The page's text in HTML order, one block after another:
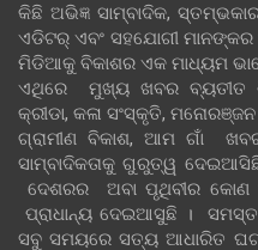
କିଛି ଅଭିଜ୍ଞ ସାମ୍ବାଦିକ,
ଏଡିଟର୍ ଏବଂ ସହଯୋଗୀ
ମିଡିଆକୁ ବିକାଶର ଏକ ମାଧ୍ୟମ
ଏଥିରେ ମୁଖ୍ୟ ଖବର ବ୍ୟତୀତ
କ୍ରୀଡା, କଳା ସଂସ୍କୃତି,
ଗ୍ରାମୀଣ ବିକାଶ, ଆମ ଗାଁ
ସାମ୍ବାଦିକତାକୁ ଗୁରୁତ୍ୱ
ଦେଶରର ଅବା ପୃଥିବୀର
ପ୍ରାଧାନ୍ୟ ଦେଇଆସୁଛି ।
ସବୁ ସମୟରେ ସତ୍ୟ ଆଧାରିତ